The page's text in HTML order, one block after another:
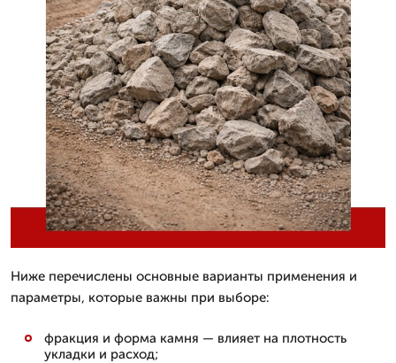
Ниже перечислены основные варианты применения и
параметры, которые важны при выборе:
фракция и форма камня — влияет на плотность
укладки и расход;